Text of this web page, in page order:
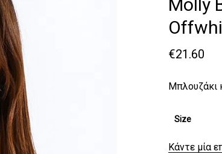
Molly
€21.60
Μπλουζάκι
Size
Κάντε μία